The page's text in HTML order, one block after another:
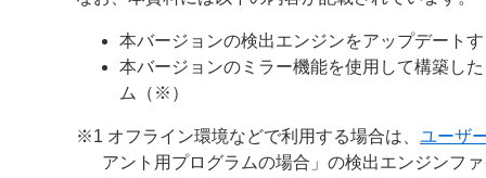
本バージョンの検出エンジンをアップデート
本バージョンのミラー機能を使用して構築し
ム（※）
※1 オフライン環境などで利用する場合は、 ユーザ
アント用プログラムの場合」の検出エンジンフ